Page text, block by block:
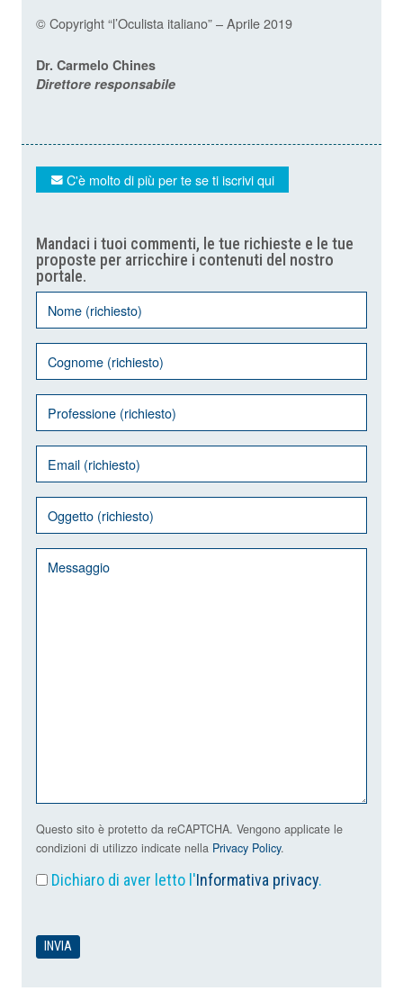
© Copyright “l’Oculista italiano” – Aprile 2019
Dr. Carmelo Chines
Direttore responsabile
C'è molto di più per te se ti iscrivi qui
Mandaci i tuoi commenti, le tue richieste e le tue
proposte per arricchire i contenuti del nostro
portale.
Questo sito è protetto da reCAPTCHA. Vengono applicate le
condizioni di utilizzo indicate nella Privacy Policy.
Dichiaro di aver letto l'Informativa privacy.